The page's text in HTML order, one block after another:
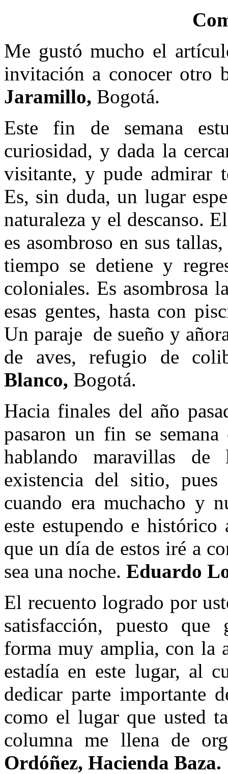
Me gustó mucho el
invitación a conocer otro
Jaramillo, Bogotá.
Este fin de semana
curiosidad, y dada la
visitante, y pude admirar
Es, sin duda, un lugar
naturaleza y el descanso.
es asombroso en sus
tiempo se detiene y
coloniales. Es asombrosa
esas gentes, hasta con
Un paraje de sueño y
de aves, refugio de
Blanco, Bogotá.
Hacia finales del año
pasaron un fin se
hablando maravillas de
existencia del sitio,
cuando era muchacho y
este estupendo e
que un día de estos iré a
sea una noche. Eduardo
El recuento logrado por
satisfacción, puesto que
forma muy amplia, con la
estadía en este lugar, al
dedicar parte importante
como el lugar que usted
columna me llena de
Ordóñez, Hacienda Baza.